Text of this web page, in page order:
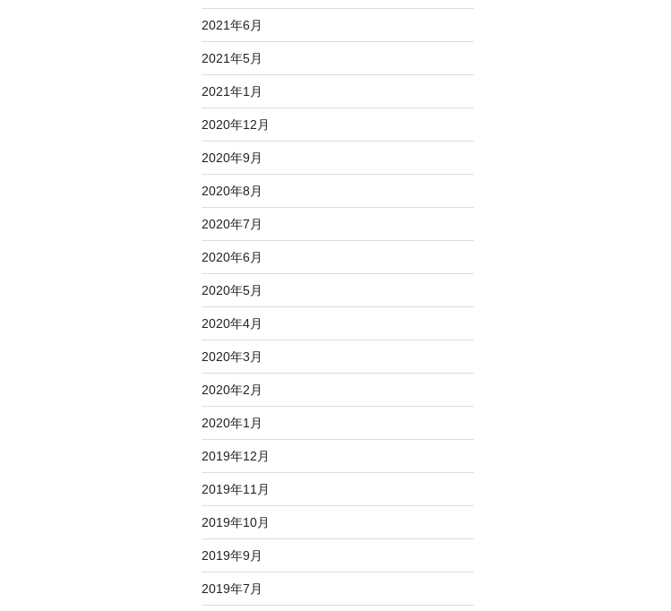
2021年6月
2021年5月
2021年1月
2020年12月
2020年9月
2020年8月
2020年7月
2020年6月
2020年5月
2020年4月
2020年3月
2020年2月
2020年1月
2019年12月
2019年11月
2019年10月
2019年9月
2019年7月